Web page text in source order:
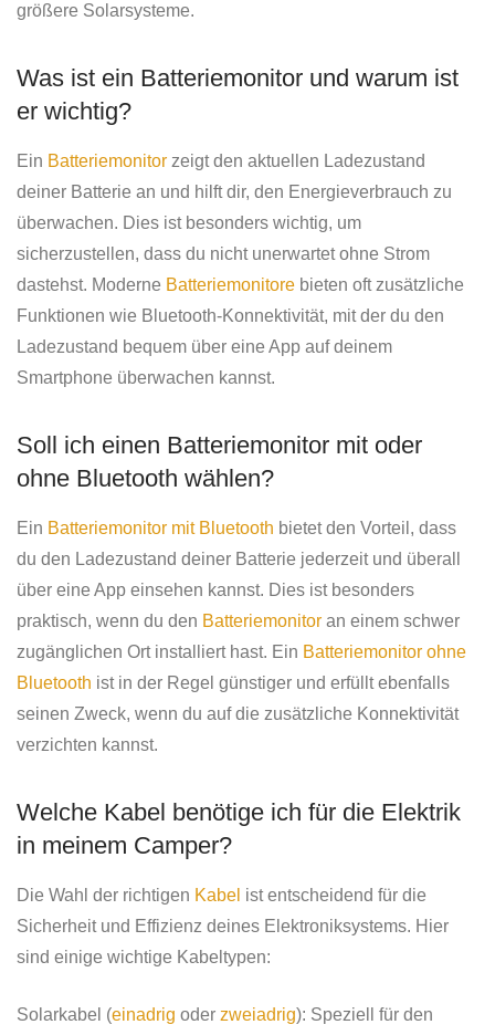
größere Solarsysteme.
Was ist ein Batteriemonitor und warum ist
er wichtig?
Ein Batteriemonitor zeigt den aktuellen Ladezustand
deiner Batterie an und hilft dir, den Energieverbrauch zu
überwachen. Dies ist besonders wichtig, um
sicherzustellen, dass du nicht unerwartet ohne Strom
dastehst. Moderne Batteriemonitore bieten oft zusätzliche
Funktionen wie Bluetooth-Konnektivität, mit der du den
Ladezustand bequem über eine App auf deinem
Smartphone überwachen kannst.
Soll ich einen Batteriemonitor mit oder
ohne Bluetooth wählen?
Ein Batteriemonitor mit Bluetooth bietet den Vorteil, dass
du den Ladezustand deiner Batterie jederzeit und überall
über eine App einsehen kannst. Dies ist besonders
praktisch, wenn du den Batteriemonitor an einem schwer
zugänglichen Ort installiert hast. Ein Batteriemonitor ohne
Bluetooth ist in der Regel günstiger und erfüllt ebenfalls
seinen Zweck, wenn du auf die zusätzliche Konnektivität
verzichten kannst.
Welche Kabel benötige ich für die Elektrik
in meinem Camper?
Die Wahl der richtigen Kabel ist entscheidend für die
Sicherheit und Effizienz deines Elektroniksystems. Hier
sind einige wichtige Kabeltypen:
Solarkabel (einadrig oder zweiadrig): Speziell für den